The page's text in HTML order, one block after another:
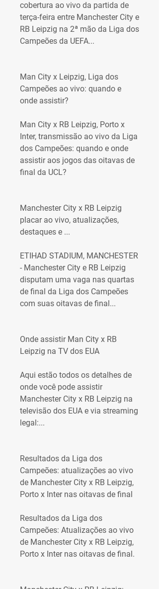
cobertura ao vivo da partida de
terça-feira entre Manchester City e
RB Leipzig na 2ª mão da Liga dos
Campeões da UEFA...
Man City x Leipzig, Liga dos
Campeões ao vivo: quando e
onde assistir?
Man City x RB Leipzig, Porto x
Inter, transmissão ao vivo da Liga
dos Campeões: quando e onde
assistir aos jogos das oitavas de
final da UCL?
Manchester City x RB Leipzig
placar ao vivo, atualizações,
destaques e ...
ETIHAD STADIUM, MANCHESTER
- Manchester City e RB Leipzig
disputam uma vaga nas quartas
de final da Liga dos Campeões
com suas oitavas de final...
Onde assistir Man City x RB
Leipzig na TV dos EUA
Aqui estão todos os detalhes de
onde você pode assistir
Manchester City x RB Leipzig na
televisão dos EUA e via streaming
legal:...
Resultados da Liga dos
Campeões: atualizações ao vivo
de Manchester City x RB Leipzig,
Porto x Inter nas oitavas de final
Resultados da Liga dos
Campeões: Atualizações ao vivo
de Manchester City x RB Leipzig,
Porto x Inter nas oitavas de final.